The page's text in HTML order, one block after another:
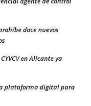
doce nuevos
en Alicante ya
plataforma digital para